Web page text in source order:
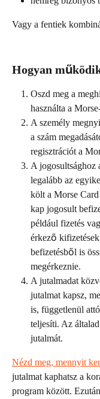
Vagy a fentiek
Hogyan
Oszd meg a
használta a
A személy
a szám
regisztrációt a
A jogosultsághoz
legalább az
költ a Morse
kap jogosult
például fizetés
érkező
befizetésből is
megérkeznie.
A jutalmadat
jutalmat kapsz,
is, függetlenül
teljesíti. Az
jutalmát.
Nézd meg, mennyit
jutalmat kaphatsz a
program között.